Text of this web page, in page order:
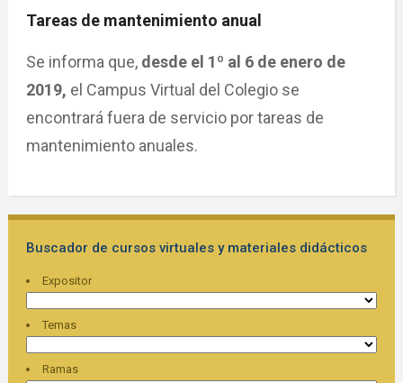
Tareas de mantenimiento anual
Se informa que, desde el 1º al 6 de enero de
2019, el Campus Virtual del Colegio se
encontrará fuera de servicio por tareas de
mantenimiento anuales.
Buscador de cursos virtuales y materiales didácticos
Expositor
Temas
Ramas